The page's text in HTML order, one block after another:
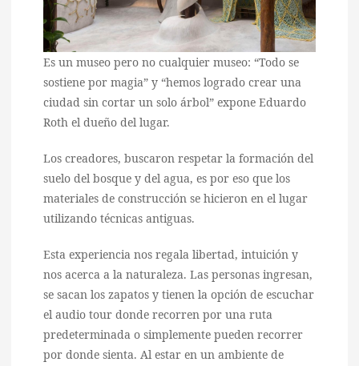
Es un museo pero no cualquier museo: “Todo se
sostiene por magia” y “hemos logrado crear una
ciudad sin cortar un solo árbol” expone Eduardo
Roth el dueño del lugar.
Los creadores, buscaron respetar la formación del
suelo del bosque y del agua, es por eso que los
materiales de construcción se hicieron en el lugar
utilizando técnicas antiguas.
Esta experiencia nos regala libertad, intuición y
nos acerca a la naturaleza. Las personas ingresan,
se sacan los zapatos y tienen la opción de escuchar
el audio tour donde recorren por una ruta
predeterminada o simplemente pueden recorrer
por donde sienta. Al estar en un ambiente de